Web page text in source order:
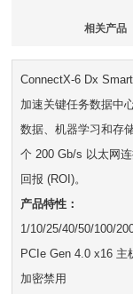
相关产品
ConnectX-6 Dx
加速关键任务数据中
数据、机器学习和存
个 200 Gb/s 以太网
回报 (ROI)。
产品特性：
1/10/25/40/50/100/
PCIe Gen 4.0 x16 主
加密禁用